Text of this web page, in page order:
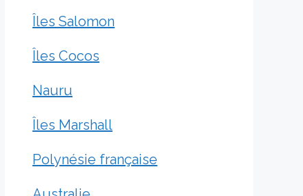
Îles Salomon
Îles Cocos
Nauru
Îles Marshall
Polynésie française